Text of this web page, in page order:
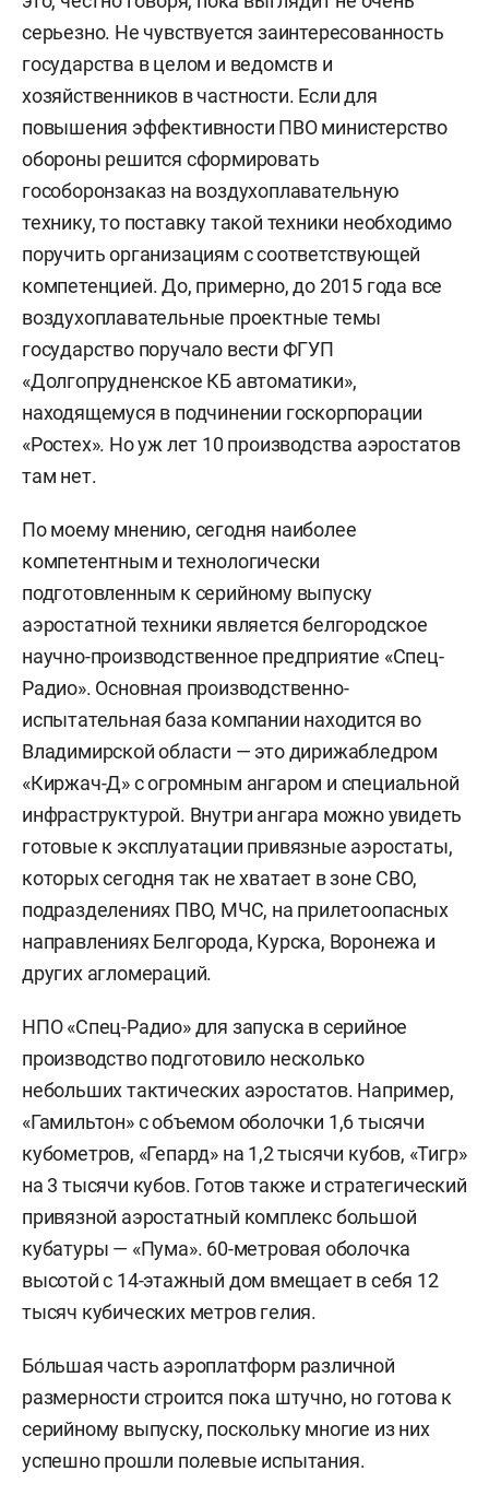
серьезно. Не чувствуется заинтересованность
государства в целом и ведомств и
хозяйственников в частности. Если для
повышения эффективности ПВО министерство
обороны решится сформировать
гособоронзаказ на воздухоплавательную
технику, то поставку такой техники необходимо
поручить организациям с соответствующей
компетенцией. До, примерно, до 2015 года все
воздухоплавательные проектные темы
государство поручало вести ФГУП
«Долгопрудненское КБ автоматики»,
находящемуся в подчинении госкорпорации
«Ростех». Но уж лет 10 производства аэростатов
там нет.
По моему мнению, сегодня наиболее
компетентным и технологически
подготовленным к серийному выпуску
аэростатной техники является белгородское
научно-производственное предприятие «Спец-
Радио». Основная производственно-
испытательная база компании находится во
Владимирской области — это дирижабледром
«Киржач-Д» с огромным ангаром и специальной
инфраструктурой. Внутри ангара можно увидеть
готовые к эксплуатации привязные аэростаты,
которых сегодня так не хватает в зоне СВО,
подразделениях ПВО, МЧС, на прилетоопасных
направлениях Белгорода, Курска, Воронежа и
других агломераций.
НПО «Спец-Радио» для запуска в серийное
производство подготовило несколько
небольших тактических аэростатов. Например,
«Гамильтон» с объемом оболочки 1,6 тысячи
кубометров, «Гепард» на 1,2 тысячи кубов, «Тигр»
на 3 тысячи кубов. Готов также и стратегический
привязной аэростатный комплекс большой
кубатуры — «Пума». 60-метровая оболочка
высотой с 14-этажный дом вмещает в себя 12
тысяч кубических метров гелия.
Бо́льшая часть аэроплатформ различной
размерности строится пока штучно, но готова к
серийному выпуску, поскольку многие из них
успешно прошли полевые испытания.